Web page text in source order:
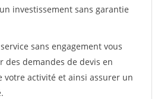
investissement sans garantie
sans engagement vous
des demandes de devis en
votre activité et ainsi assurer un